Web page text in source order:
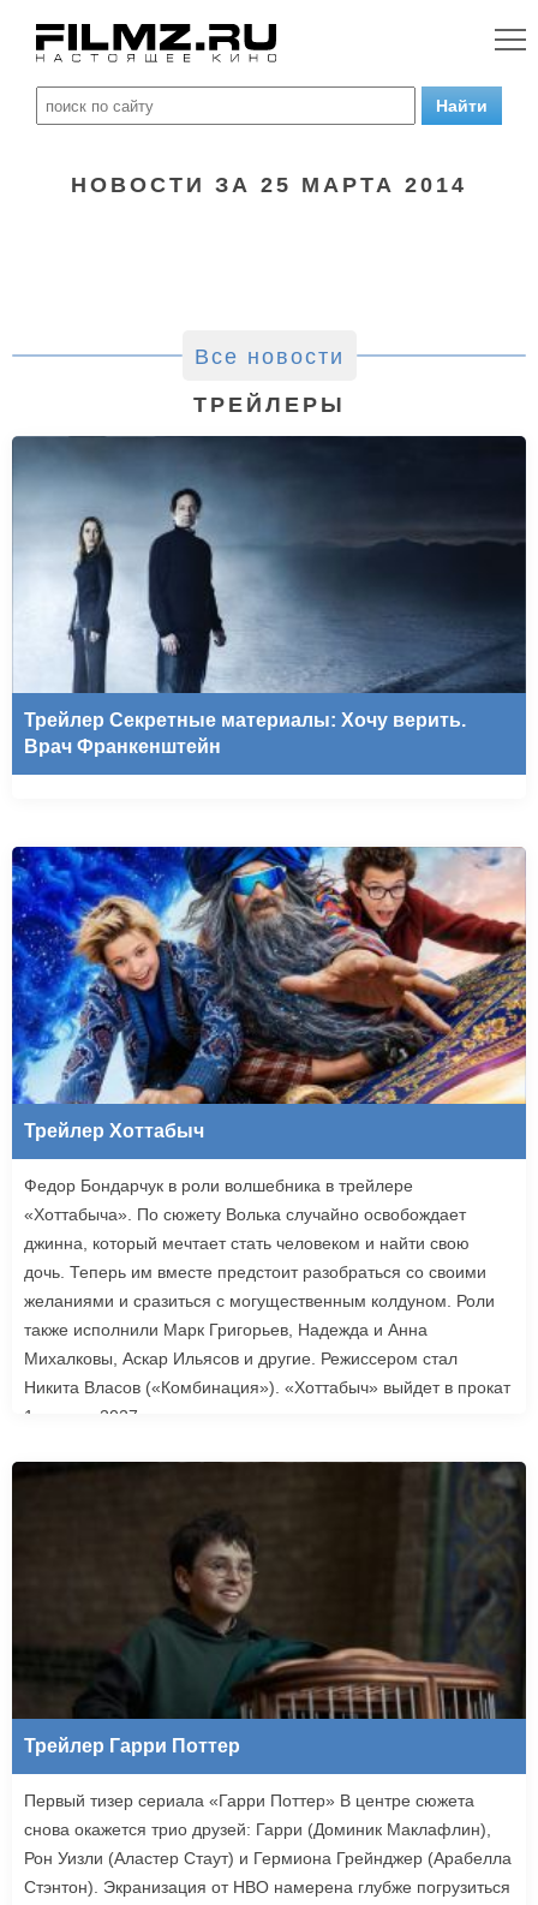
НОВОСТИ ЗА 25 МАРТА 2014
Все новости
ТРЕЙЛЕРЫ
Трейлер Секретные материалы: Хочу верить.
Врач Франкенштейн
Трейлер Хоттабыч
Федор Бондарчук в роли волшебника в трейлере
«Хоттабыча». По сюжету Волька случайно освобождает
джинна, который мечтает стать человеком и найти свою
дочь. Теперь им вместе предстоит разобраться со своими
желаниями и сразиться с могущественным колдуном. Роли
также исполнили Марк Григорьев, Надежда и Анна
Михалковы, Аскар Ильясов и другие. Режиссером стал
Никита Власов («Комбинация»). «Хоттабыч» выйдет в прокат
1 января 2027 года.
Трейлер Гарри Поттер
Первый тизер сериала «Гарри Поттер» В центре сюжета
снова окажется трио друзей: Гарри (Доминик Маклафлин),
Рон Уизли (Аластер Стаут) и Гермиона Грейнджер (Арабелла
Стэнтон). Экранизация от HBO намерена глубже погрузиться